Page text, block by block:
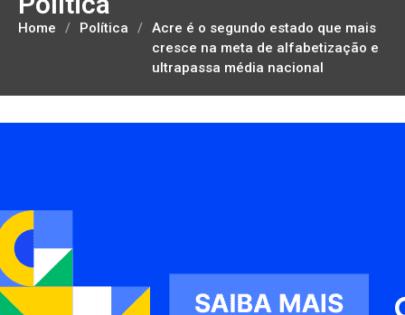
Home / Política / Acre é o segundo estado que mais
cresce na meta de alfabetização e
ultrapassa média nacional